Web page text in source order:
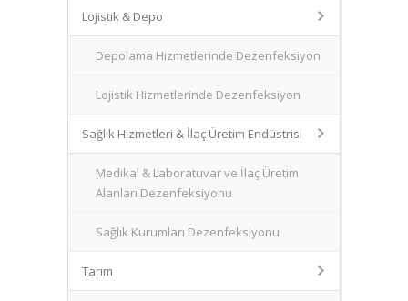
Lojistik & Depo
Depolama Hizmetlerinde Dezenfeksiyon
Lojistik Hizmetlerinde Dezenfeksiyon
Sağlık Hizmetleri & İlaç Üretim Endüstrisi
Medikal & Laboratuvar ve İlaç Üretim
Alanları Dezenfeksiyonu
Sağlık Kurumları Dezenfeksiyonu
Tarım